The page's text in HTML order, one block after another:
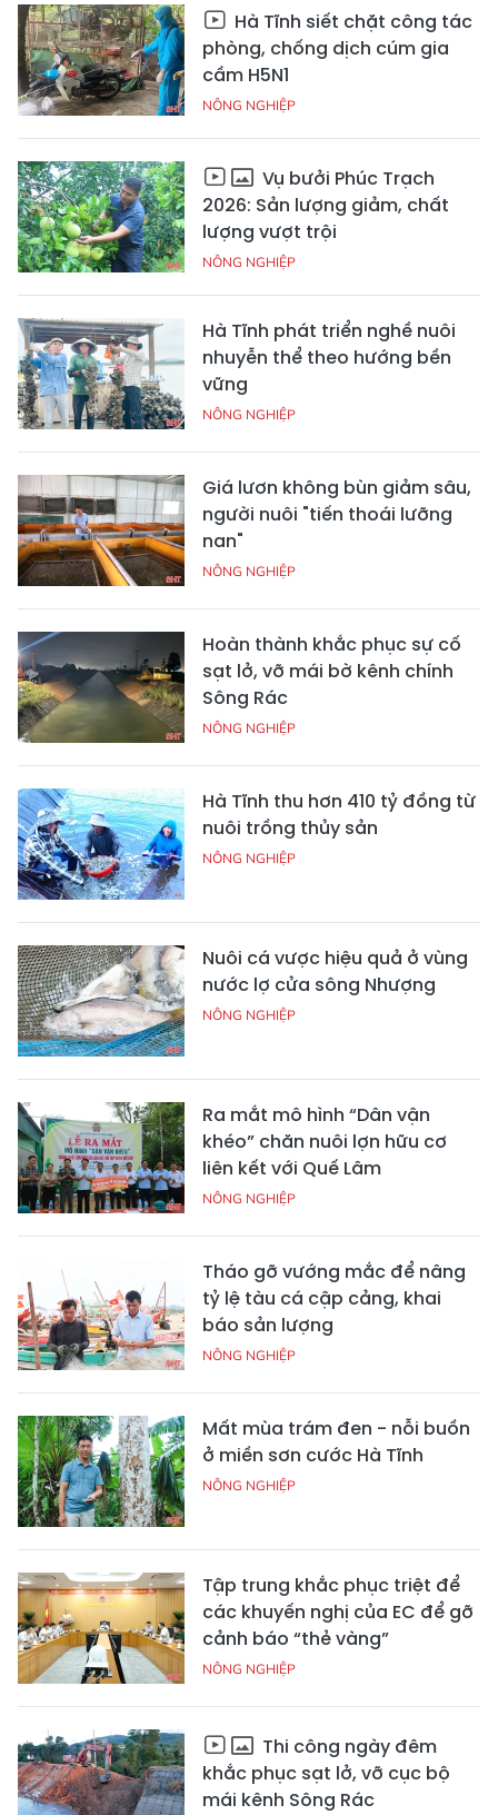
Hà Tĩnh siết chặt công tác
phòng, chống dịch cúm gia
cầm H5N1
NÔNG NGHIỆP
Vụ bưởi Phúc Trạch
2026: Sản lượng giảm, chất
lượng vượt trội
NÔNG NGHIỆP
Hà Tĩnh phát triển nghề nuôi
nhuyễn thể theo hướng bền
vững
NÔNG NGHIỆP
Giá lươn không bùn giảm sâu,
người nuôi "tiến thoái lưỡng
nan"
NÔNG NGHIỆP
Hoàn thành khắc phục sự cố
sạt lở, vỡ mái bờ kênh chính
Sông Rác
NÔNG NGHIỆP
Hà Tĩnh thu hơn 410 tỷ đồng từ
nuôi trồng thủy sản
NÔNG NGHIỆP
Nuôi cá vược hiệu quả ở vùng
nước lợ cửa sông Nhượng
NÔNG NGHIỆP
Ra mắt mô hình “Dân vận
khéo” chăn nuôi lợn hữu cơ
liên kết với Quế Lâm
NÔNG NGHIỆP
Tháo gỡ vướng mắc để nâng
tỷ lệ tàu cá cập cảng, khai
báo sản lượng
NÔNG NGHIỆP
Mất mùa trám đen - nỗi buồn
ở miền sơn cước Hà Tĩnh
NÔNG NGHIỆP
Tập trung khắc phục triệt để
các khuyến nghị của EC để gỡ
cảnh báo “thẻ vàng”
NÔNG NGHIỆP
Thi công ngày đêm
khắc phục sạt lở, vỡ cục bộ
mái kênh Sông Rác